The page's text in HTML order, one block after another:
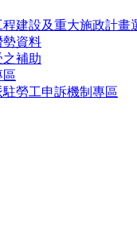
建設及重大施政計
勢資料
補助
區
勞工申訴機制專區